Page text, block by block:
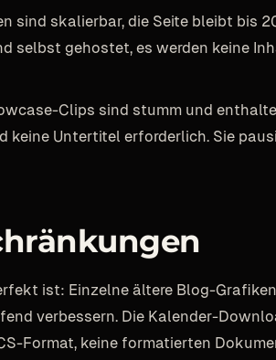
sind skalierbar, die Seite bleibt bis
selbst gehostet, es werden keine
Clips sind stumm und
keine Untertitel erforderlich. Sie
ist: Einzelne ältere Blog-
verbessern. Die Kalender-
Format, keine formatierten